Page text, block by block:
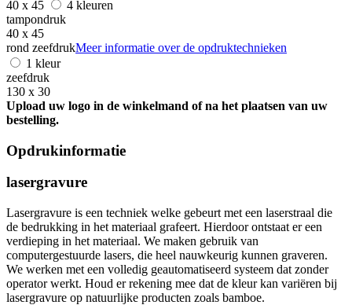
40 x 45
4 kleuren
tampondruk
40 x 45
rond zeefdrukMeer informatie over de opdruktechnieken
1 kleur
zeefdruk
130 x 30
Upload uw logo in de winkelmand of na het plaatsen van uw
bestelling.
Opdrukinformatie
lasergravure
Lasergravure is een techniek welke gebeurt met een laserstraal die
de bedrukking in het materiaal grafeert. Hierdoor ontstaat er een
verdieping in het materiaal. We maken gebruik van
computergestuurde lasers, die heel nauwkeurig kunnen graveren.
We werken met een volledig geautomatiseerd systeem dat zonder
operator werkt. Houd er rekening mee dat de kleur kan variëren bij
lasergravure op natuurlijke producten zoals bamboe.